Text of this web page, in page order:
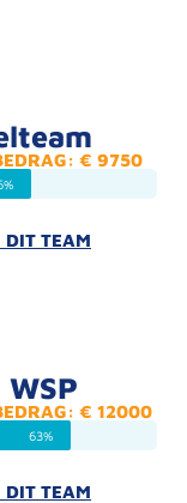
€ 9750
DIT TEAM
WSP
€ 12000
63%
DIT TEAM